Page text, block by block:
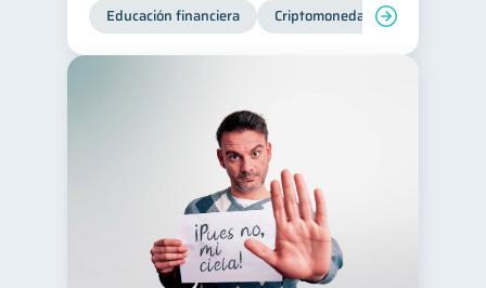
Educación financiera Criptomonedas